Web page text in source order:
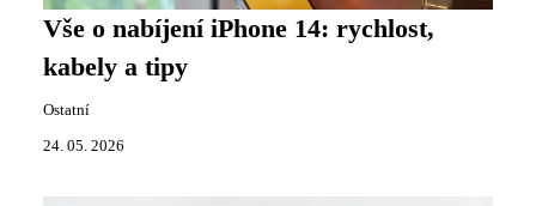
Vše o nabíjení iPhone 14: rychlost,
kabely a tipy
Ostatní
24. 05. 2026